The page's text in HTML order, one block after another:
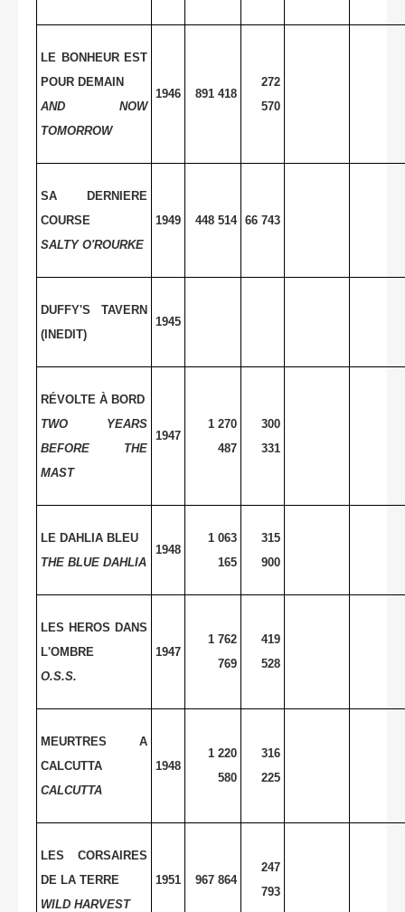
LE BONHEUR EST
POUR DEMAIN
AND NOW
TOMORROW
1946 891 418
272
570
SA DERNIERE
COURSE
SALTY O'ROURKE
1949 448 514 66 743
DUFFY'S TAVERN
(INEDIT)
1945
RÉVOLTE À BORD
TWO YEARS
BEFORE THE
MAST
1947
1 270
487
300
331
LE DAHLIA BLEU
THE BLUE DAHLIA
1948
1 063
165
315
900
LES HEROS DANS
L'OMBRE
O.S.S.
1947
1 762
769
419
528
MEURTRES A
CALCUTTA
CALCUTTA
1948
1 220
580
316
225
LES CORSAIRES
DE LA TERRE
WILD HARVEST
1951 967 864
247
793